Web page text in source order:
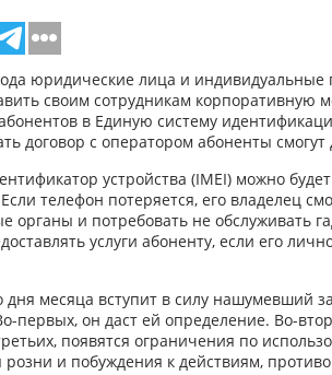
юридические лица и
своим сотрудникам корпоративную
в Единую систему
договор с оператором абоненты смогут
устройства (IMEI) можно
телефон потеряется, его владелец
органы и потребовать не обслуживать
услуги абоненту, если его
дня месяца вступит в силу нашумевший
первых, он даст ей определение. Во-
появятся ограничения по
розни и побуждения к действиям,